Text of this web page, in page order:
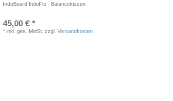
IndoBoard IndoFlo - Balancekissen
45,00 € *
*inkl. ges. MwSt. zzgl.Versandkosten